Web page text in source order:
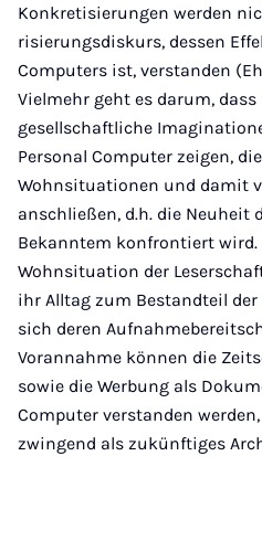
Konkretisierungen werden
risierungsdiskurs, dessen
Computers ist, verstanden
Vielmehr geht es darum,
gesellschaftliche
Personal Computer zeigen,
Wohnsituationen und damit
anschließen, d.h. die Neuheit
Bekanntem kon­frontiert wird.
Wohnsituation der
ihr Alltag zum Bestandteil
sich deren
Vorannahme können die
sowie die Werbung als
Computer verstanden
zwingend als zukünftiges